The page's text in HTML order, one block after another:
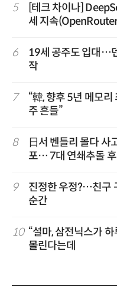
5
[테크 차이나]
세 지속
6
19세 공주도 입대…
작
7
“韓, 향후 5년 메모
주 흔들”
8
日서 벤틀리 몰다 사
포… 7대 연쇄추돌
9
진정한 우정?…친구
순간
10 “설마, 삼전닉스가
몰린다는데